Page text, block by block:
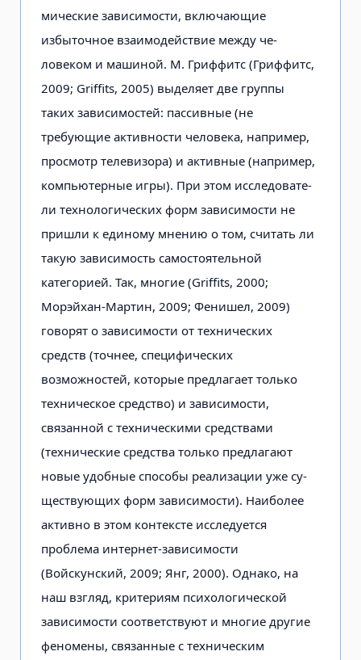
мические зависимости, включающие
избыточное взаимодействие между че­
ловеком и машиной. М. Гриффитс (Гриффитс,
2009; Griffits, 2005) выде­ляет две группы
таких зависимостей: пассивные (не
требующие активности человека, например,
просмотр телеви­зора) и активные (например,
компью­терные игры). При этом исследовате­
ли технологических форм зависимос­ти не
пришли к единому мнению о том, считать ли
такую зависимость самосто­ятельной
категорией. Так, многие (Griffits, 2000;
Морэйхан-Мартин, 2009; Фенишел, 2009)
говорят о зависимос­ти от технических
средств (точнее, спе­цифических
возможностей, которые предлагает только
техническое сред­ство) и зависимости,
связанной с тех­ническими средствами
(технические средства только предлагают
новые удобные способы реализации уже су­
ществующих форм зависимости). Наи­более
активно в этом контексте иссле­дуется
проблема интернет-зависимос­ти
(Войскунский, 2009; Янг, 2000). Однако, на
наш взгляд, критериям пси­хологической
зависимости соответ­ствуют и многие другие
феномены, связанные с техническим